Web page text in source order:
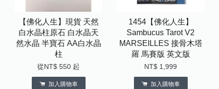
【佛化人生】現貨 天然
白水晶柱原石 白水晶天
然水晶 半寶石 AA白水晶
柱
從 NT$ 550 起
加入購物車
1454【佛化人生】
Sambucus Tarot V2
MARSEILLES 接骨木塔
羅 馬賽版 英文版
NT$ 1,999
加入購物車